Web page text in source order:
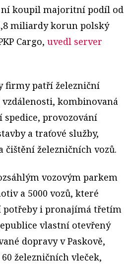
ní koupil majoritní podíl od
miliardy korun polský
Cargo, uvedl server
firmy patří železniční
kombinovaná
spedice, provozování
a traťové služby,
čištění železničních vozů.
vozovým parkem
a 5000 vozů, které
potřeby i pronajímá třetím
vlastní otevřený
dopravy v Paskově,
železničních vleček,